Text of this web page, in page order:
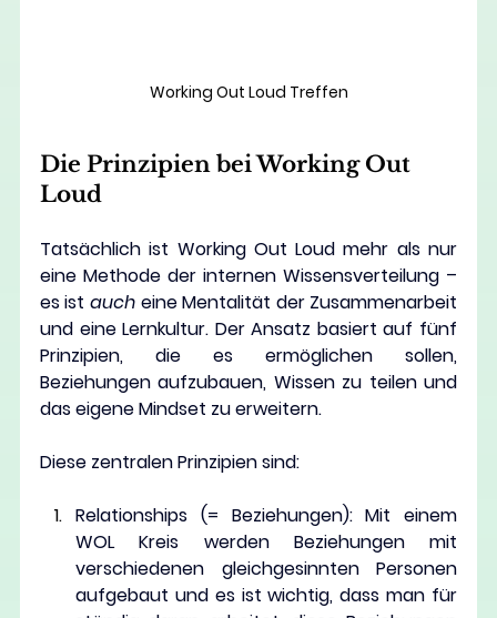
Working Out Loud Treffen
Die Prinzipien bei Working Out
Loud
Tatsächlich ist Working Out Loud mehr als nur
eine Methode der internen Wissensverteilung –
es ist auch eine Mentalität der Zusammenarbeit
und eine Lernkultur. Der Ansatz basiert auf fünf
Prinzipien, die es ermöglichen sollen,
Beziehungen aufzubauen, Wissen zu teilen und
das eigene Mindset zu erweitern.
Diese zentralen Prinzipien sind:
Relationships (= Beziehungen): Mit einem
WOL Kreis werden Beziehungen mit
verschiedenen gleichgesinnten Personen
aufgebaut und es ist wichtig, dass man für